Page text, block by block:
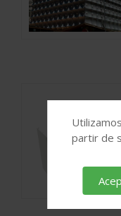
partir de